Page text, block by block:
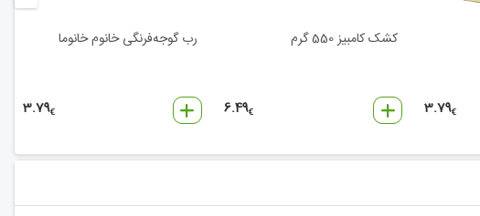
3.79€
کشک کامبیز 550 گرم
6.49€
رب گوجه‌فرنگی خانوم خانوما
3.79€